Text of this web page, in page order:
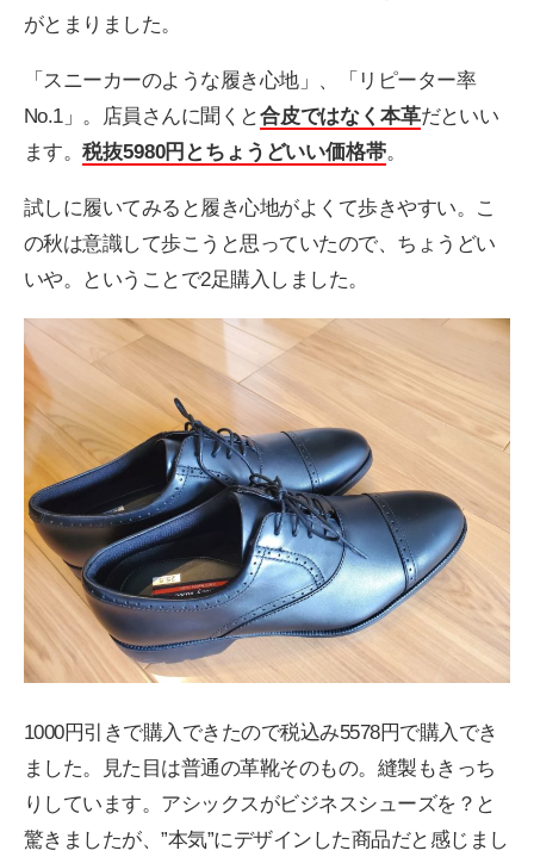
がとまりました。
「スニーカーのような履き心地」、「リピーター率
No.1」。店員さんに聞くと合皮ではなく本革だといい
ます。税抜5980円とちょうどいい価格帯。
試しに履いてみると履き心地がよくて歩きやすい。こ
の秋は意識して歩こうと思っていたので、ちょうどい
いや。ということで2足購入しました。
1000円引きで購入できたので税込み5578円で購入でき
ました。見た目は普通の革靴そのもの。縫製もきっち
りしています。アシックスがビジネスシューズを？と
驚きましたが、”本気”にデザインした商品だと感じまし